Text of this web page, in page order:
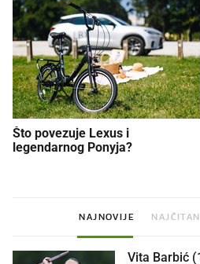
Što povezuje Lexus i
legendarnog Ponyja?
NAJNOVIJE
Vita Barbić